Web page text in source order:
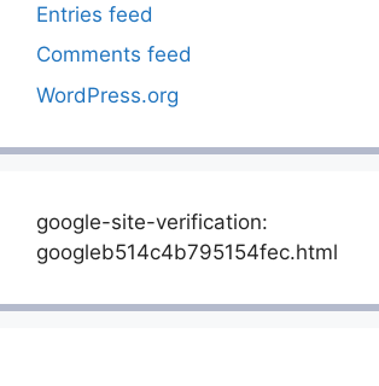
Entries feed
Comments feed
WordPress.org
google-site-verification:
googleb514c4b795154fec.html